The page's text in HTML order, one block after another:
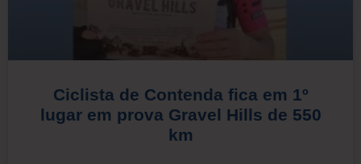
Ciclista de Contenda fica em 1º
lugar em prova Gravel Hills de 550
km